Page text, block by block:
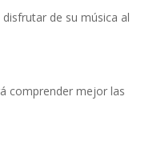
de su música al
comprender mejor las